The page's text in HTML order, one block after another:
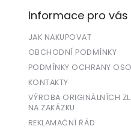
Informace pro vás
JAK NAKUPOVAT
OBCHODNÍ PODMÍNKY
PODMÍNKY OCHRANY
KONTAKTY
VÝROBA ORIGINÁLNÍCH
NA ZAKÁZKU
REKLAMAČNÍ ŘÁD